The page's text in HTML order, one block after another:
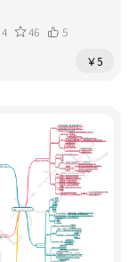
4 46
5
￥5